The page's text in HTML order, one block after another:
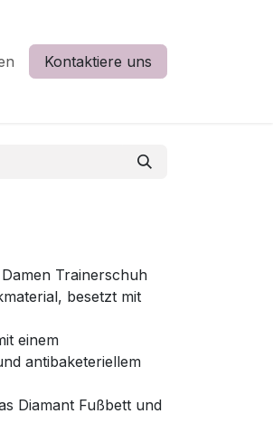
Kontaktiere uns
Trainerschuh
besetzt mit
einem
antibaketeriellem
Diamant Fußbett und